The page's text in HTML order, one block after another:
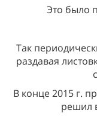
Это было
Так
раздавая
В конце 2015 г.
решил